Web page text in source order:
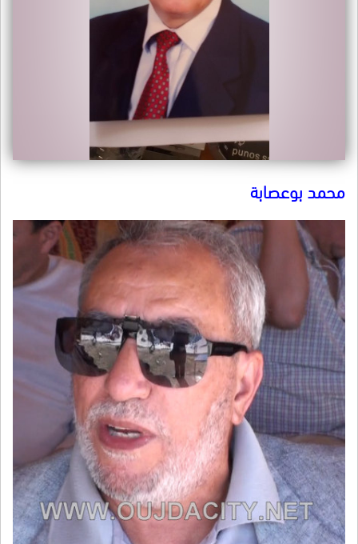
محمد بوعصابة